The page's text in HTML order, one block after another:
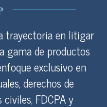
trayectoria en litigar
gama de productos
exclusivo en
derechos de
FDCPA y